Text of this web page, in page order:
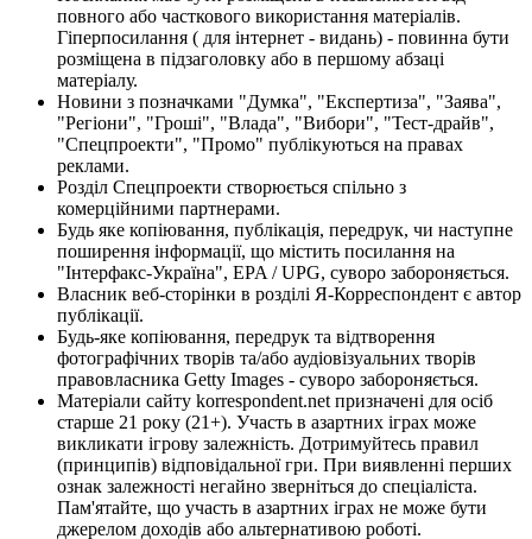
повного або часткового використання матеріалів.
Гіперпосилання ( для інтернет - видань) - повинна бути
розміщена в підзаголовку або в першому абзаці
матеріалу.
Новини з позначками "Думка", "Експертиза", "Заява",
"Регіони", "Гроші", "Влада", "Вибори", "Тест-драйв",
"Спецпроекти", "Промо" публікуються на правах
реклами.
Розділ Спецпроекти створюється спільно з
комерційними партнерами.
Будь яке копіювання, публікація, передрук, чи наступне
поширення інформації, що містить посилання на
"Інтерфакс-Україна", EPA / UPG, суворо забороняється.
Власник веб-сторінки в розділі Я-Корреспондент є автор
публікації.
Будь-яке копіювання, передрук та відтворення
фотографічних творів та/або аудіовізуальних творів
правовласника Getty Images - суворо забороняється.
Матеріали сайту korrespondent.net призначені для осіб
старше 21 року (21+). Участь в азартних іграх може
викликати ігрову залежність. Дотримуйтесь правил
(принципів) відповідальної гри. При виявленні перших
ознак залежності негайно зверніться до спеціаліста.
Пам'ятайте, що участь в азартних іграх не може бути
джерелом доходів або альтернативою роботі.